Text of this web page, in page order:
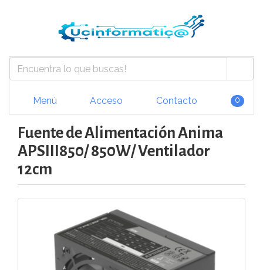
Menú Acceso Contacto 0
Fuente de Alimentación Anima
APSIII850/ 850W/ Ventilador
12cm